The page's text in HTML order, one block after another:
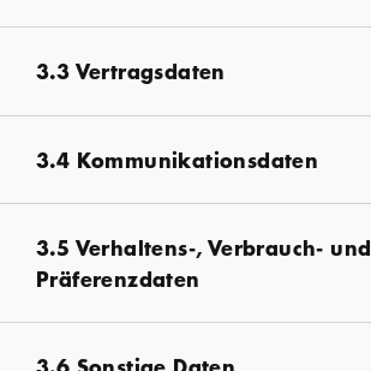
3.3 Vertragsdaten
3.4 Kommunikationsdaten
3.5 Verhaltens-, Verbrauch- und
Präferenzdaten